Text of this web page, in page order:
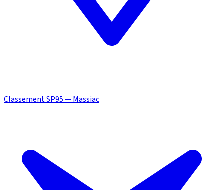
Classement SP95 — Massiac